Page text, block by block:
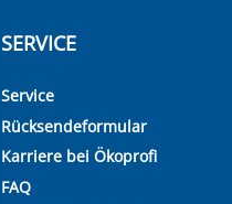
SERVICE
Service
Rücksendeformular
Karriere bei Ökoprofi
FAQ